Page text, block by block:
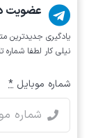
عضویت
یادگیری جدیدترین
نیلی کار لطفا شماره
شماره موبایل *